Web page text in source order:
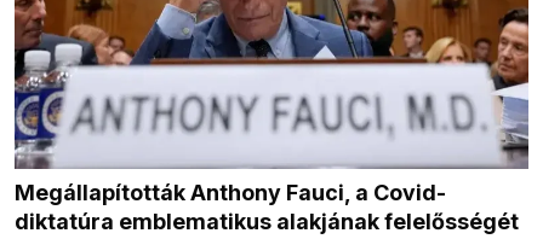
Megállapították Anthony Fauci, a Covid-
diktatúra emblematikus alakjának felelősségét